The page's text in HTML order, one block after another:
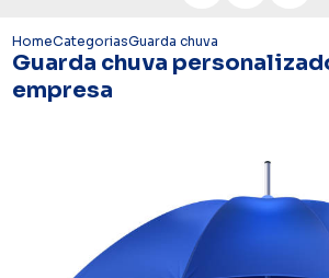
HomeCategoriasGuarda chuva personalizado
Guarda chuva
empresa